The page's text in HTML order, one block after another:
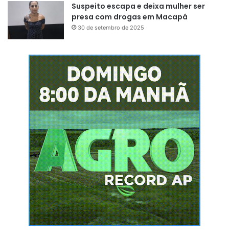
Suspeito escapa e deixa mulher ser
presa com drogas em Macapá
30 de setembro de 2025